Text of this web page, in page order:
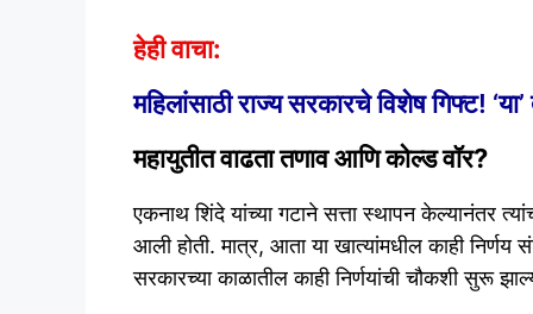
हेही वाचा:
महिलांसाठी राज्य सरकारचे विशेष गिफ्ट!
महायुतीत वाढता तणाव आणि कोल्ड वॉर?
एकनाथ शिंदे यांच्या गटाने सत्ता स्थापन केल्यानंतर
आली होती. मात्र, आता या खात्यांमधील काही
सरकारच्या काळातील काही निर्णयांची चौकशी सुरू